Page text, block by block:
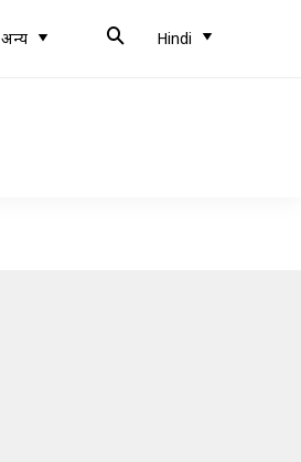
अन्य Hindi